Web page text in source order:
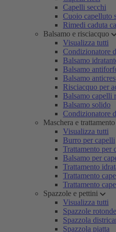
Capelli secchi
Cuoio capelluto
Rimedi caduta
Balsamo e risciacquo
Visualizza tutti
Condizionatore
Balsamo
Balsamo
Balsamo
Risciacquo per
Balsamo capelli
Balsamo solido
Condizionatore
Maschera e
Visualizza tutti
Burro per capelli
Trattamento per
Balsamo per
Trattamento
Trattamento
Trattamento
Spazzole e pettini
Visualizza tutti
Spazzole rotonde
Spazzola
Spazzola piatta